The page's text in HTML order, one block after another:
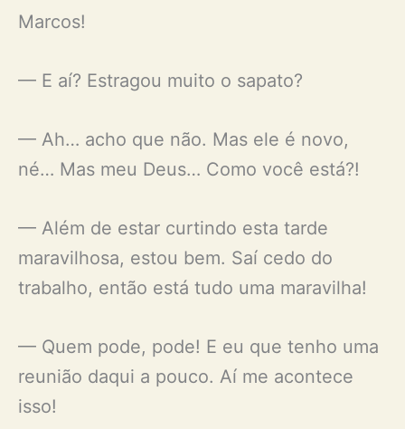
Marcos!
— E aí? Estragou muito o sapato?
— Ah… acho que não. Mas ele é novo,
né… Mas meu Deus… Como você está?!
— Além de estar curtindo esta tarde
maravilhosa, estou bem. Saí cedo do
trabalho, então está tudo uma maravilha!
— Quem pode, pode! E eu que tenho uma
reunião daqui a pouco. Aí me acontece
isso!